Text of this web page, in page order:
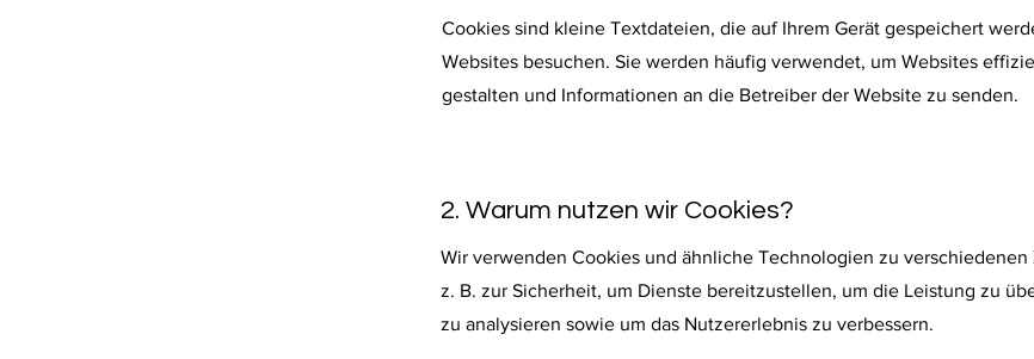
Cookies sind kleine Textdateien, die auf Ihrem Gerät gespeichert
Websites besuchen. Sie werden häufig verwendet, um Websites
gestalten und Informationen an die Betreiber der Website zu senden.
2. Warum nutzen wir Cookies?
Wir verwenden Cookies und ähnliche Technologien zu
z. B. zur Sicherheit, um Dienste bereitzustellen, um die Leistung zu
zu analysieren sowie um das Nutzererlebnis zu verbessern.